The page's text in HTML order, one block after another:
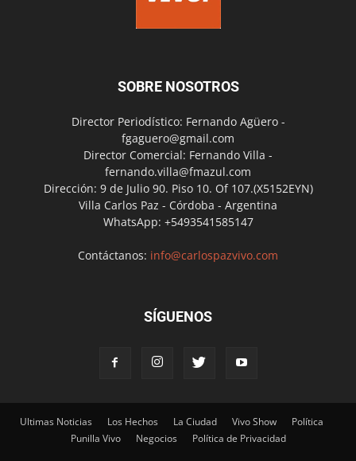
SOBRE NOSOTROS
Director Periodístico: Fernando Agüero -
fgaguero@gmail.com
Director Comercial: Fernando Villa -
fernando.villa@fmazul.com
Dirección: 9 de Julio 90. Piso 10. Of 107.(X5152EYN)
Villa Carlos Paz - Córdoba - Argentina
WhatsApp: +5493541585147
Contáctanos: info@carlospazvivo.com
SÍGUENOS
Ultimas Noticias Los Hechos La Ciudad Vivo Show
Política
Punilla Vivo
Negocios Política de Privacidad